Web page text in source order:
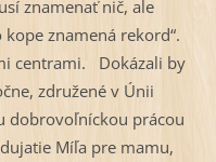
znamenať nič, ale
znamená rekord“.
centrami. Dokázali by
združené v Únii
dobrovoľníckou prácou
Míľa pre mamu,